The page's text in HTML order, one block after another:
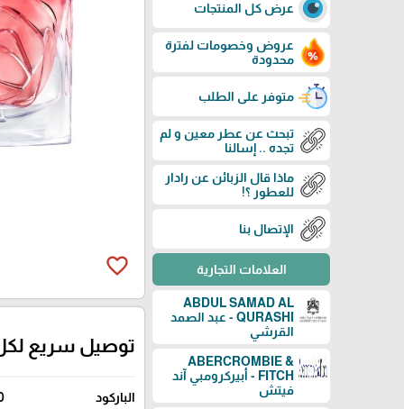
عرض كل المنتجات
عروض وخصومات لفترة
محدودة
متوفر على الطلب
تبحث عن عطر معين و لم
تجده .. إسالنا
ماذا قال الزبائن عن رادار
للعطور ؟!
الإتصال بنا
العلامات التجارية
ABDUL SAMAD AL
QURASHI - عبد الصمد
القرشي
ABERCROMBIE &
FITCH - أبيركرومبي آند
فيتش
favorite_border
توصيل سريع
الباركود